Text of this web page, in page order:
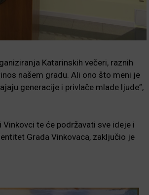
Katarinskih večeri, raznih
našem gradu. Ali ono što meni je
generacije i privlače mlade ljude”,
te će podržavati sve ideje i
Grada Vinkovaca, zaključio je